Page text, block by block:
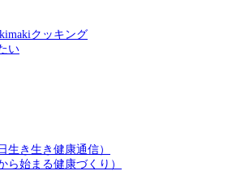
クッキング
い
生き生き健康通信）
ら始まる健康づくり）